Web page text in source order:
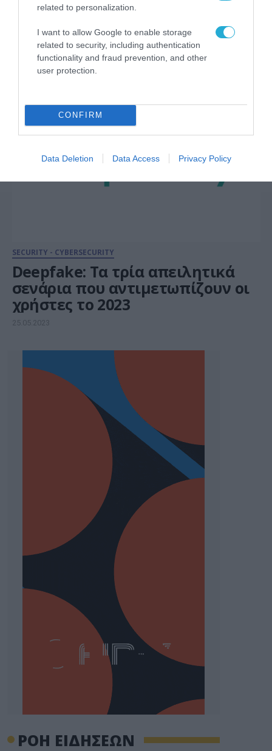
related to personalization.
I want to allow Google to enable storage
related to security, including authentication
functionality and fraud prevention, and other
user protection.
CONFIRM
Data Deletion Data Access Privacy Policy
SECURITY - CYBERSECURITY
Τι πρέπει να γνωρίζετε για τον
σεξουαλικό εκβιασμό με τη
χρήση deepfake
SECURITY - CYBERSECURITY
Deepfake: Τα τρία απειλητικά
σενάρια που αντιμετωπίζουν οι
χρήστες το 2023
25.05.2023
ΡΟΗ ΕΙΔΗΣΕΩΝ